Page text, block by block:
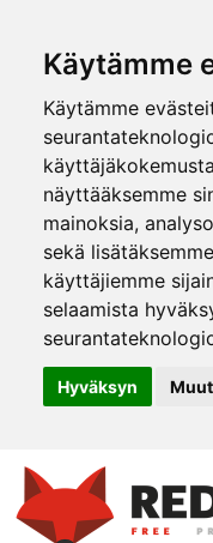
Käytämme
Käytämme
näyttääksemme
mainoksia,
sekä
käyttäjiemme
selaamista
Hyväksyn